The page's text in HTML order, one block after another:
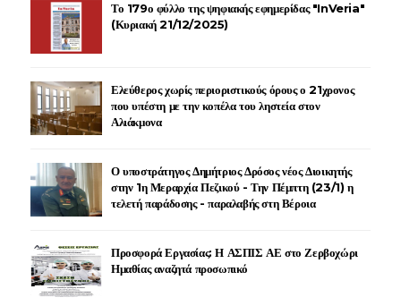
Το 179ο φύλλο της ψηφιακής εφημερίδας "InVeria"
(Κυριακή 21/12/2025)
Ελεύθερος χωρίς περιοριστικούς όρους ο 21χρονος
που υπέστη με την κοπέλα του ληστεία στον
Αλιάκμονα
Ο υποστράτηγος Δημήτριος Δρόσος νέος Διοικητής
στην 1η Μεραρχία Πεζικού - Την Πέμπτη (23/1) η
τελετή παράδοσης - παραλαβής στη Βέροια
Προσφορά Εργασίας: Η ΑΣΠΙΣ ΑΕ στο Ζερβοχώρι
Ημαθίας αναζητά προσωπικό